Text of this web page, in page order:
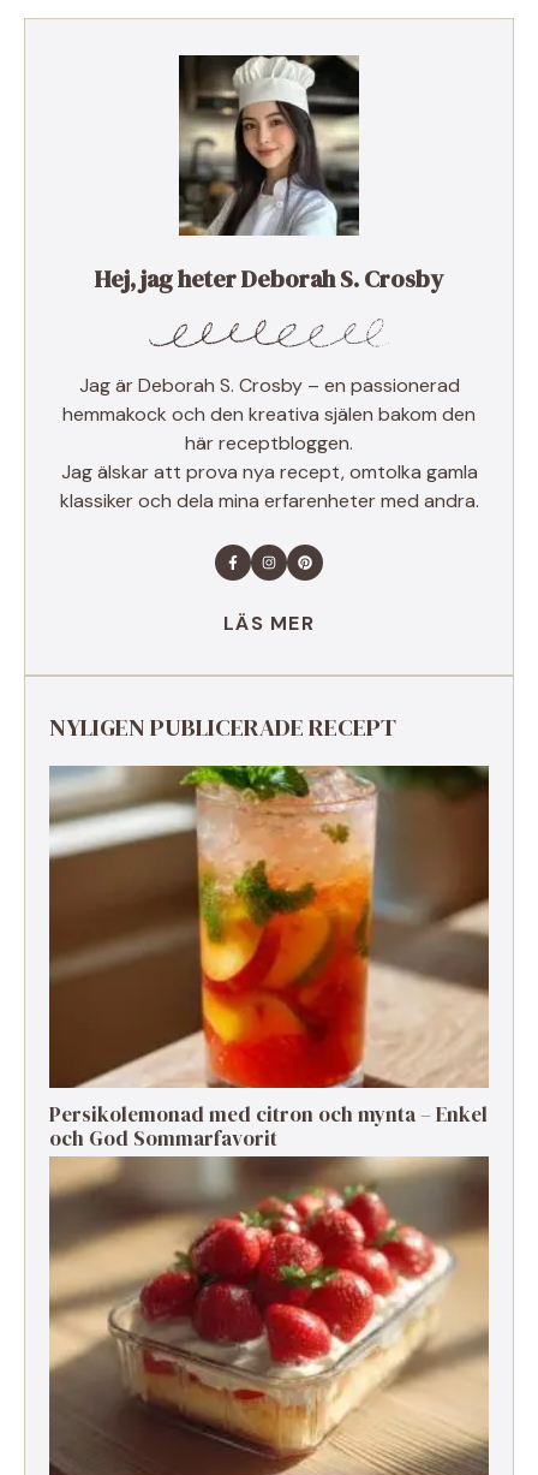
Hej, jag heter Deborah S. Crosby
Jag är Deborah S. Crosby – en passionerad
hemmakock och den kreativa själen bakom den
här receptbloggen.
Jag älskar att prova nya recept, omtolka gamla
klassiker och dela mina erfarenheter med andra.
LÄS MER
NYLIGEN PUBLICERADE RECEPT
Persikolemonad med citron och mynta – Enkel
och God Sommarfavorit